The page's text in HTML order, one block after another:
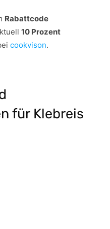
Rabattcode
10 Prozent
cookvison.
für Klebreis